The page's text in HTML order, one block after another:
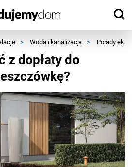
> Woda i kanalizacja > Porady
z dopłaty do